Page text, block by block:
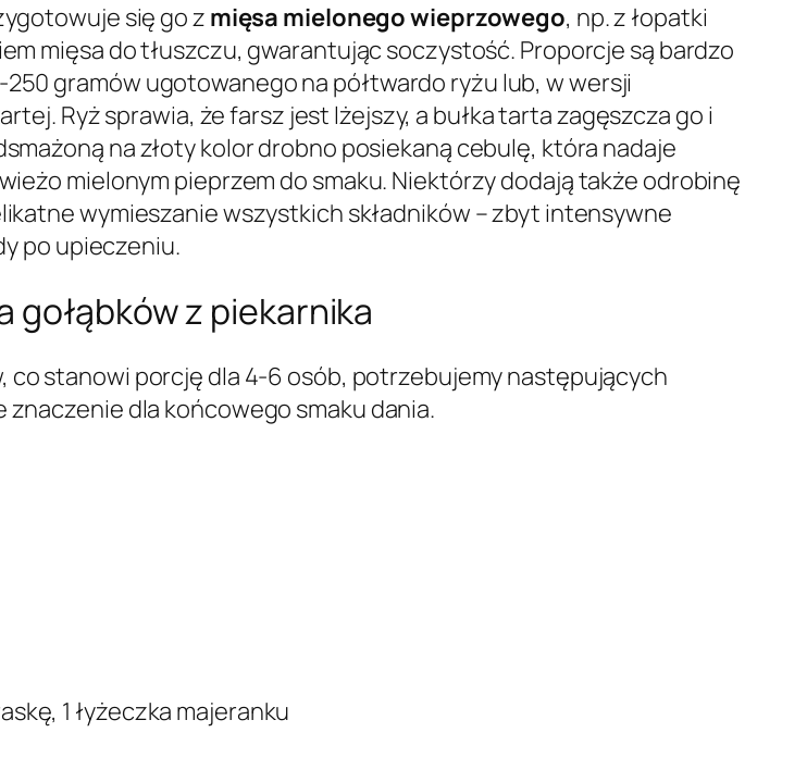
się go z mięsa mielonego wieprzowego, np. z łopatki
mięsa do tłuszczu, gwarantując soczystość. Proporcje są bardzo
gramów ugotowanego na półtwardo ryżu lub, w wersji
Ryż sprawia, że farsz jest lżejszy, a bułka tarta zagęszcza go i
na złoty kolor drobno posiekaną cebulę, która nadaje
mielonym pieprzem do smaku. Niektórzy dodają także odrobinę
wymieszanie wszystkich składników – zbyt intensywne
po upieczeniu.
z piekarnika
co stanowi porcję dla 4-6 osób, potrzebujemy następujących
znaczenie dla końcowego smaku dania.
1 łyżeczka majeranku